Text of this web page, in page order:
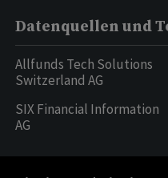
Datenquellen und
Allfunds Tech Solutions
Switzerland AG
SIX Financial Information
AG